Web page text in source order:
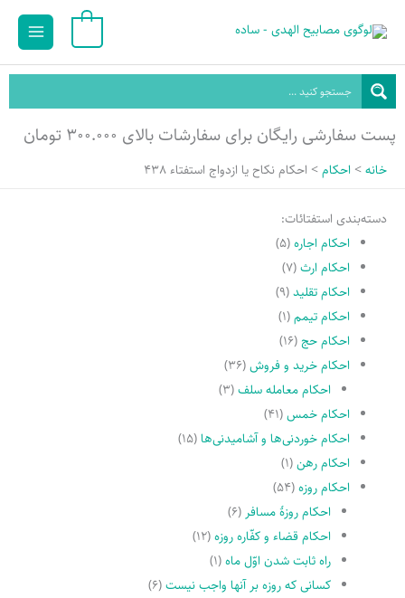
محتوا
Main
پست سفارشی رایگان برای سفارشات بالای ۳۰۰.۰۰۰ تومان
خانه احکام احكام نكاح يا ازدواج استفتاء 438
دسته‌بندی استفتائات:
احکام اجاره(۵)
احکام ارث(۷)
احکام تقلید(۹)
احکام تیمم(۱)
احکام حج(۱۶)
احکام خرید و فروش(۳۶)
احکام معامله سلف(۳)
احکام خمس(۴۱)
احکام خوردنی‌ها و آشامیدنی‌ها(۱۵)
احکام رهن(۱)
احکام روزه(۵۴)
احکام روزۀ مسافر (۶)
احکام قضاء و کفّاره روزه(۱۲)
راه ثابت شدن اوّل ماه(۱)
کسانى که روزه بر آنها واجب نیست(۶)